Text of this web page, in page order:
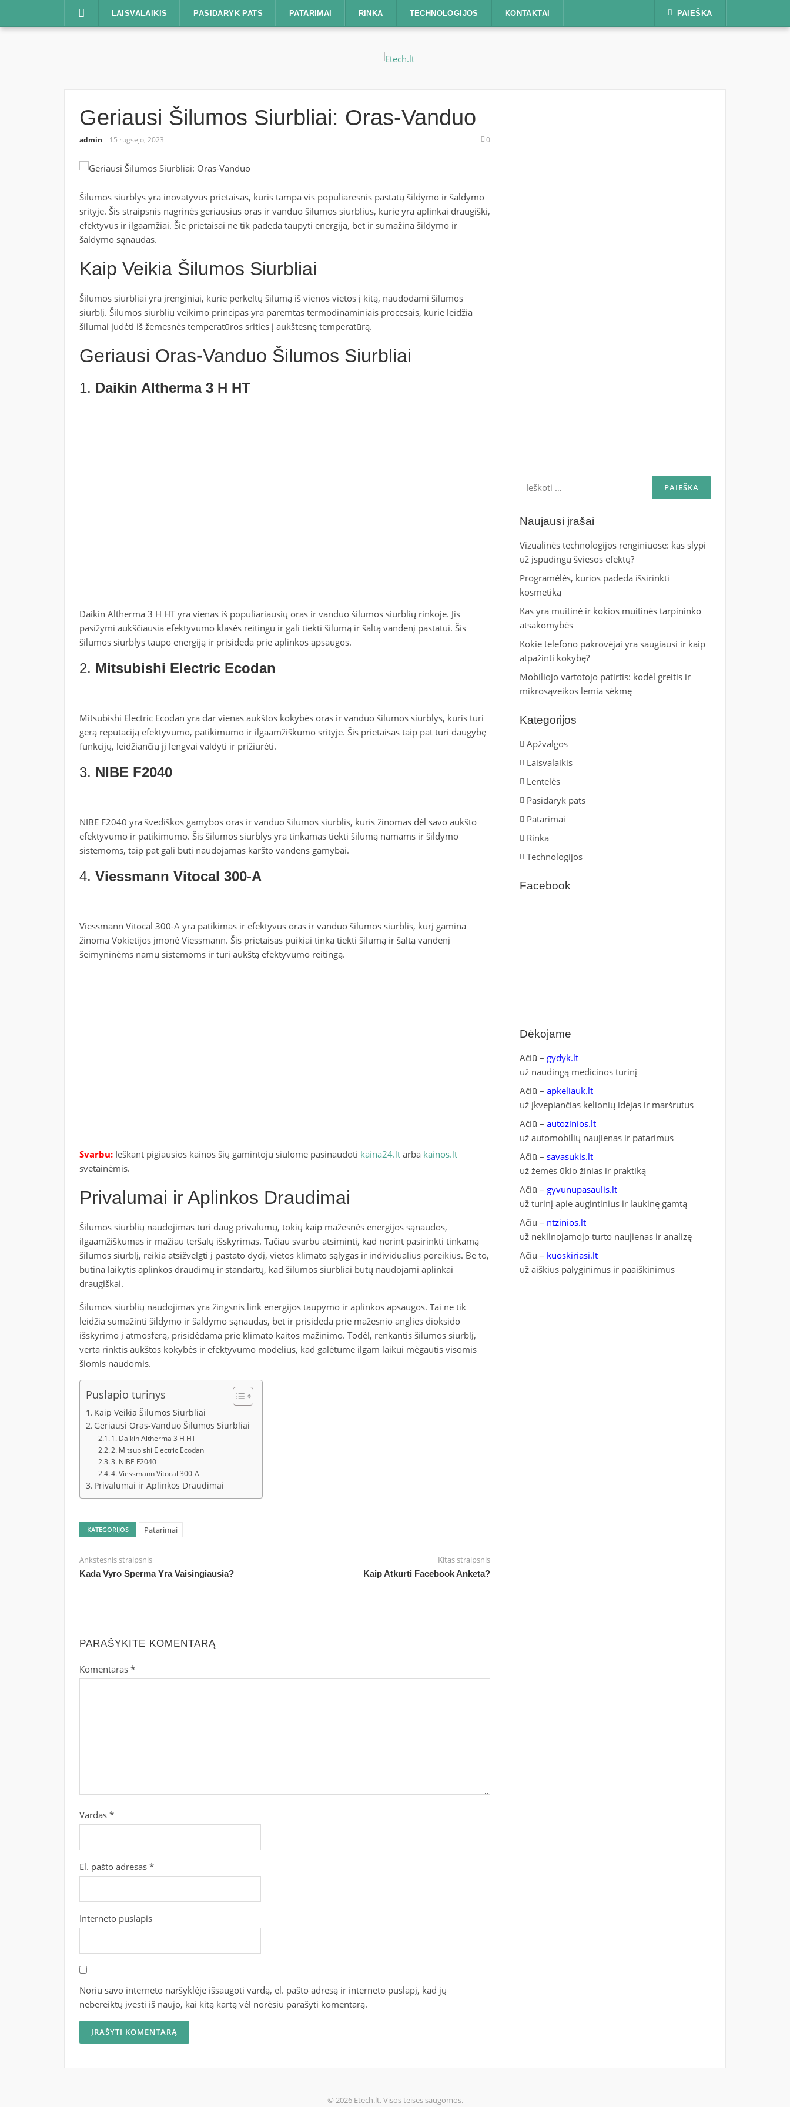
LAISVALAIKIS PASIDARYK PATS PATARIMAI RINKA TECHNOLOGIJOS KONTAKTAI PAIEŠKA
Geriausi Šilumos Siurbliai: Oras-Vanduo
admin 15 rugsėjo, 2023 0
Šilumos siurblys yra inovatyvus prietaisas, kuris tampa vis populiaresnis pastatų šildymo ir šaldymo
srityje. Šis straipsnis nagrinės geriausius oras ir vanduo šilumos siurblius, kurie yra aplinkai draugiški,
efektyvūs ir ilgaamžiai. Šie prietaisai ne tik padeda taupyti energiją, bet ir sumažina šildymo ir
šaldymo sąnaudas.
Kaip Veikia Šilumos Siurbliai
Šilumos siurbliai yra įrenginiai, kurie perkeltų šilumą iš vienos vietos į kitą, naudodami šilumos
siurblį. Šilumos siurblių veikimo principas yra paremtas termodinaminiais procesais, kurie leidžia
šilumai judėti iš žemesnės temperatūros srities į aukštesnę temperatūrą.
Geriausi Oras-Vanduo Šilumos Siurbliai
1. Daikin Altherma 3 H HT
Daikin Altherma 3 H HT yra vienas iš populiariausių oras ir vanduo šilumos siurblių rinkoje. Jis
pasižymi aukščiausia efektyvumo klasės reitingu ir gali tiekti šilumą ir šaltą vandenį pastatui. Šis
šilumos siurblys taupo energiją ir prisideda prie aplinkos apsaugos.
2. Mitsubishi Electric Ecodan
Mitsubishi Electric Ecodan yra dar vienas aukštos kokybės oras ir vanduo šilumos siurblys, kuris turi
gerą reputaciją efektyvumo, patikimumo ir ilgaamžiškumo srityje. Šis prietaisas taip pat turi daugybę
funkcijų, leidžiančių jį lengvai valdyti ir prižiūrėti.
3. NIBE F2040
NIBE F2040 yra švediškos gamybos oras ir vanduo šilumos siurblis, kuris žinomas dėl savo aukšto
efektyvumo ir patikimumo. Šis šilumos siurblys yra tinkamas tiekti šilumą namams ir šildymo
sistemoms, taip pat gali būti naudojamas karšto vandens gamybai.
4. Viessmann Vitocal 300-A
Viessmann Vitocal 300-A yra patikimas ir efektyvus oras ir vanduo šilumos siurblis, kurį gamina
žinoma Vokietijos įmonė Viessmann. Šis prietaisas puikiai tinka tiekti šilumą ir šaltą vandenį
šeimyninėms namų sistemoms ir turi aukštą efektyvumo reitingą.
Svarbu:Ieškant pigiausios kainos šių gamintojų siūlome pasinaudoti kaina24.ltarba kainos.lt
svetainėmis.
Privalumai ir Aplinkos Draudimai
Šilumos siurblių naudojimas turi daug privalumų, tokių kaip mažesnės energijos sąnaudos,
ilgaamžiškumas ir mažiau teršalų išskyrimas. Tačiau svarbu atsiminti, kad norint pasirinkti tinkamą
šilumos siurblį, reikia atsižvelgti į pastato dydį, vietos klimato sąlygas ir individualius poreikius. Be to,
būtina laikytis aplinkos draudimų ir standartų, kad šilumos siurbliai būtų naudojami aplinkai
draugiškai.
Šilumos siurblių naudojimas yra žingsnis link energijos taupymo ir aplinkos apsaugos. Tai ne tik
leidžia sumažinti šildymo ir šaldymo sąnaudas, bet ir prisideda prie mažesnio anglies dioksido
išskyrimo į atmosferą, prisidėdama prie klimato kaitos mažinimo. Todėl, renkantis šilumos siurblį,
verta rinktis aukštos kokybės ir efektyvumo modelius, kad galėtume ilgam laikui mėgautis visomis
šiomis naudomis.
Puslapio turinys
Kaip Veikia Šilumos Siurbliai
Geriausi Oras-Vanduo Šilumos Siurbliai
1. Daikin Altherma 3 H HT
2. Mitsubishi Electric Ecodan
3. NIBE F2040
4. Viessmann Vitocal 300-A
Privalumai ir Aplinkos Draudimai
KATEGORIJOS Patarimai
Ankstesnis straipsnis
Kada Vyro Sperma Yra Vaisingiausia?
Kitas straipsnis
Kaip Atkurti Facebook Anketa?
PARAŠYKITE KOMENTARĄ
Komentaras *
Vardas *
El. pašto adresas *
Interneto puslapis
Noriu savo interneto naršyklėje išsaugoti vardą, el. pašto adresą ir interneto puslapį, kad jų
nebereiktų įvesti iš naujo, kai kitą kartą vėl norėsiu parašyti komentarą.
Ieškoti:
Naujausi įrašai
Vizualinės technologijos renginiuose: kas slypi
už įspūdingų šviesos efektų?
Programėlės, kurios padeda išsirinkti
kosmetiką
Kas yra muitinė ir kokios muitinės tarpininko
atsakomybės
Kokie telefono pakrovėjai yra saugiausi ir kaip
atpažinti kokybę?
Mobiliojo vartotojo patirtis: kodėl greitis ir
mikrosąveikos lemia sėkmę
Kategorijos
Apžvalgos
Laisvalaikis
Lentelės
Pasidaryk pats
Patarimai
Rinka
Technologijos
Facebook
Dėkojame
Ačiū – gydyk.lt
už naudingą medicinos turinį
Ačiū – apkeliauk.lt
už įkvepiančias kelionių idėjas ir maršrutus
Ačiū – autozinios.lt
už automobilių naujienas ir patarimus
Ačiū – savasukis.lt
už žemės ūkio žinias ir praktiką
Ačiū – gyvunupasaulis.lt
už turinį apie augintinius ir laukinę gamtą
Ačiū – ntzinios.lt
už nekilnojamojo turto naujienas ir analizę
Ačiū – kuoskiriasi.lt
už aiškius palyginimus ir paaiškinimus
© 2026 Etech.lt. Visos teisės saugomos.